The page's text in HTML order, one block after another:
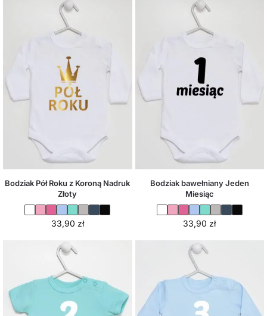
Bodziak Pół Roku z Koroną Nadruk
Złoty
33,90 zł
Bodziak bawełniany Jeden
Miesiąc
33,90 zł